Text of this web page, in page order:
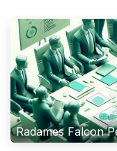
Radames Falcon